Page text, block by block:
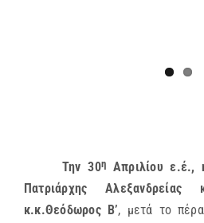
Την 30η Απριλίου
Πατριάρχης
κ.κ.Θεόδωρος Β’, μετά το